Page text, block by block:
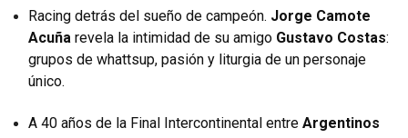
Racing detrás del sueño de campeón. Jorge Camote
Acuña revela la intimidad de su amigo Gustavo Costas:
grupos de whattsup, pasión y liturgia de un personaje
único.
A 40 años de la Final Intercontinental entre Argentinos